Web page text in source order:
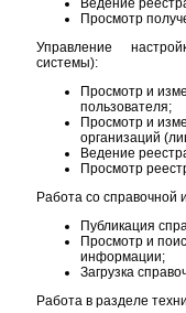
Ведение
Просмотр
Управление
системы):
Просмотр и
пользователя;
Просмотр и
организаций
Ведение
Просмотр
Работа со
Публикация
Просмотр и
информации;
Загрузка
Работа в разделе